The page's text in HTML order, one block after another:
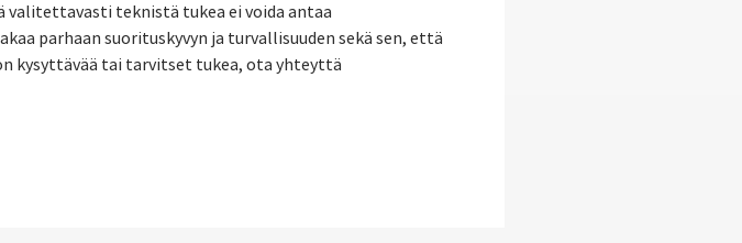
valitettavasti teknistä tukea ei voida antaa
parhaan suorituskyvyn ja turvallisuuden sekä sen, että
kysyttävää tai tarvitset tukea, ota yhteyttä